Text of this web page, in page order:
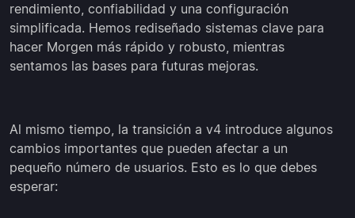
rendimiento, confiabilidad y una configuración
simplificada. Hemos rediseñado sistemas clave para
hacer Morgen más rápido y robusto, mientras
sentamos las bases para futuras mejoras.
Al mismo tiempo, la transición a v4 introduce algunos
cambios importantes que pueden afectar a un
pequeño número de usuarios. Esto es lo que debes
esperar: